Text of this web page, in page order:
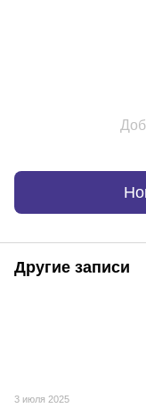
Другие записи
3 июля 2025